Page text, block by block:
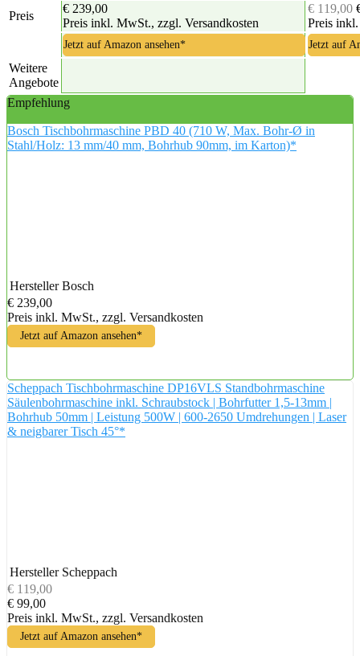
Preis
€ 239,00
Preis inkl. MwSt., zzgl. Versandkosten
€ 119,00
Preis
Jetzt auf Amazon ansehen* Jetzt auf
Weitere
Angebote
Empfehlung
Bosch Tischbohrmaschine PBD 40 (710 W, Max. Bohr-Ø in
Stahl/Holz: 13 mm/40 mm, Bohrhub 90mm, im Karton)*
Hersteller Bosch
€ 239,00
Preis inkl. MwSt., zzgl. Versandkosten
Jetzt auf Amazon ansehen*
Scheppach Tischbohrmaschine DP16VLS Standbohrmaschine
Säulenbohrmaschine inkl. Schraubstock | Bohrfutter 1,5-13mm |
Bohrhub 50mm | Leistung 500W | 600-2650 Umdrehungen | Laser
& neigbarer Tisch 45°*
Hersteller Scheppach
€ 119,00
€ 99,00
Preis inkl. MwSt., zzgl. Versandkosten
Jetzt auf Amazon ansehen*